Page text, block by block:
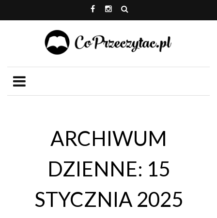
ARCHIWUM
DZIENNE: 15
STYCZNIA 2025